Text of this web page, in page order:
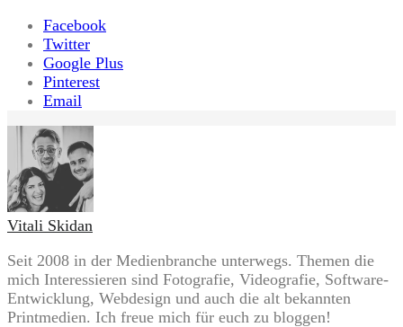
Facebook
Twitter
Google Plus
Pinterest
Email
Vitali Skidan
Seit 2008 in der Medienbranche unterwegs. Themen die
mich Interessieren sind Fotografie, Videografie, Software-
Entwicklung, Webdesign und auch die alt bekannten
Printmedien. Ich freue mich für euch zu bloggen!